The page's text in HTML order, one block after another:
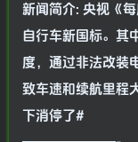
新闻简介: 央视《
自行车新国标。其
度，通过非法改装
致车速和续航里程
下消停了#